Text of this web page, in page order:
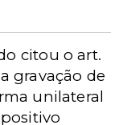
citou o art.
gravação de
unilateral